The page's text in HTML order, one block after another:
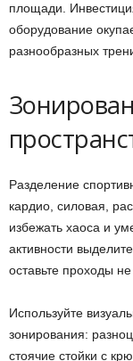
площади.
оборудование
разнообразных
Разделение
кардио, силовая,
избежать хаоса и
активности
оставьте проходы
Используйте
зонирования:
стоячие стойки с